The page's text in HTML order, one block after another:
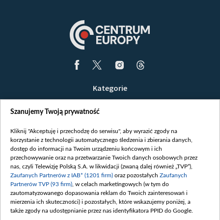
Kategorie
Opinie
Białoruś / Polska
Czytelnia
Centrum Europy
O nas
Kontakt
Informacje o nadawcy
Szanujemy Twoją prywatność
Kliknij "Akceptuję i przechodzę do serwisu", aby wyrazić zgody na
korzystanie z technologii automatycznego śledzenia i zbierania danych,
dostęp do informacji na Twoim urządzeniu końcowym i ich
przechowywanie oraz na przetwarzanie Twoich danych osobowych przez
nas, czyli Telewizję Polską S.A. w likwidacji (zwaną dalej również „TVP”),
Zaufanych Partnerów z IAB* (1201 firm) oraz pozostałych Zaufanych
Partnerów TVP (93 firm) , w celach marketingowych (w tym do
zautomatyzowanego dopasowania reklam do Twoich zainteresowań i
mierzenia ich skuteczności) i pozostałych, które wskazujemy poniżej, a
także zgody na udostępnianie przez nas identyfikatora PPID do Google.